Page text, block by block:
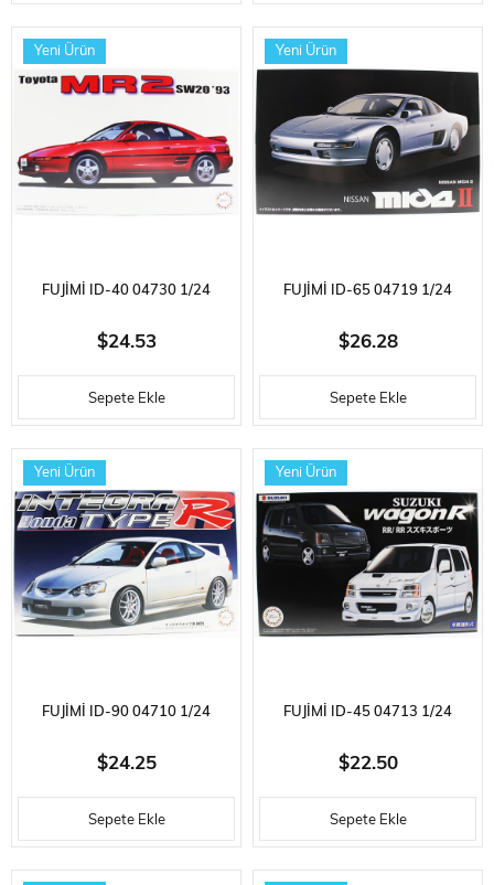
FUJIMI ID-40 04730 1/24
ÖLÇEK, TOYOTA NEW MR-2
1993, OTOMOBIL PLASTIK
MODEL KITI
$24.53
Sepete Ekle
Yeni Ürün
FUJIMI ID-65 04719 1/24
ÖLÇEK, NISSAN MID4 II,
OTOMOBIL PLASTIK MODEL
KITI
$26.28
Sepete Ekle
Yeni Ürün
FUJIMI ID-90 04710 1/24
ÖLÇEK, HONDA NEW INTEGRA
TYPE R 2001, OTOMOBIL
PLASTIK MODEL KITI
$24.25
Sepete Ekle
Yeni Ürün
FUJIMI ID-45 04713 1/24
ÖLÇEK, SUZUKI WAGON R
RR/RR SPORTS, OTOMOBIL
PLASTIK MODEL KITI
$22.50
Sepete Ekle
Yeni Ürün